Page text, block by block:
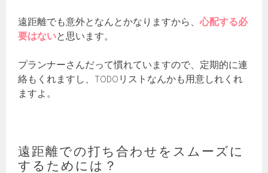
遠距離でも意外となんとかなりますから、心配する必
要はないと思います。
プランナーさんだって慣れていますので、定期的に連
絡もくれますし、TODOリストなんかも用意しれくれ
ますよ。
遠距離での打ち合わせをスムーズに
するためには？